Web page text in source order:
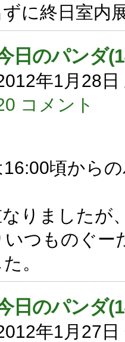
に終日室内
日のパンダ
年1月28日
コメント
頃から
りましたが
いつものぐー
。
日のパンダ
年1月27日